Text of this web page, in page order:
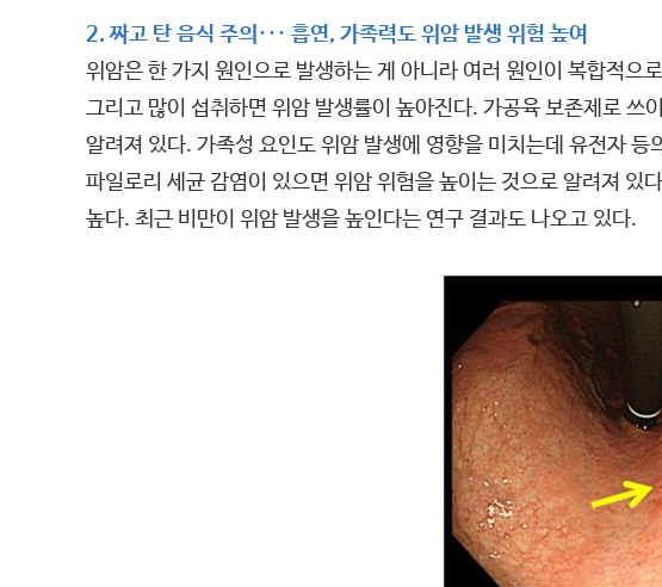
2. 짜고 탄 음식 주의··· 흡연, 가족력도 위암 발생 위험 높여
위암은 한 가지 원인으로 발생하는 게 아니라 여러 원인이 복합적으
그리고 많이 섭취하면 위암 발생률이 높아진다. 가공육 보존제로
알려져 있다. 가족성 요인도 위암 발생에 영향을 미치는데 유전자
파일로리 세균 감염이 있으면 위암 위험을 높이는 것으로 알려져 있
높다. 최근 비만이 위암 발생을 높인다는 연구 결과도 나오고 있다.